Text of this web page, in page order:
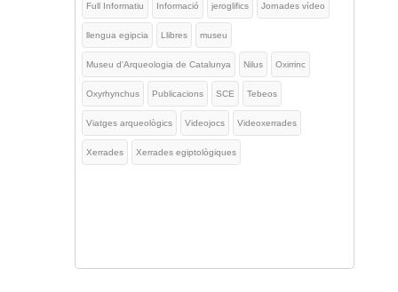
Full Informatiu Informació jeroglifics Jornades vídeo
llengua egipcia Llibres museu
Museu d'Arqueologia de Catalunya Nilus Oxirrinc
Oxyrhynchus Publicacions SCE Tebeos
Viatges arqueològics Videojocs Videoxerrades
Xerrades Xerrades egiptològiques